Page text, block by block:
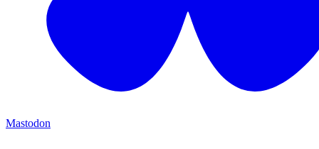
Mastodon